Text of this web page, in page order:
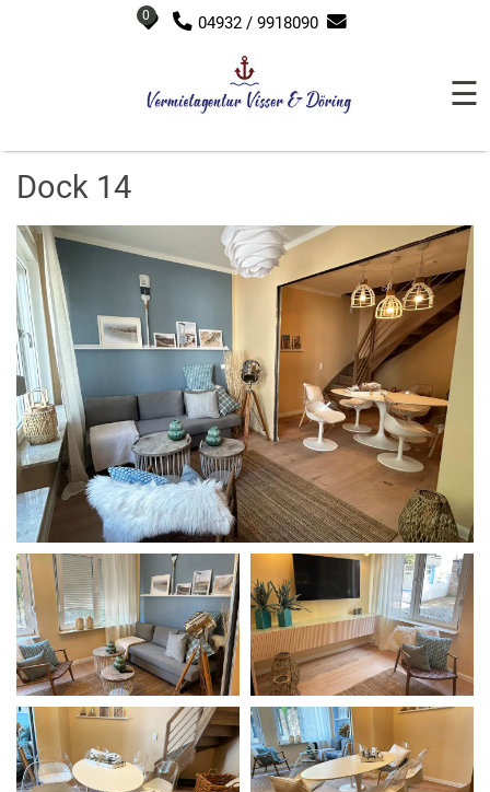
0 04932 / 9918090
☰
Dock 14